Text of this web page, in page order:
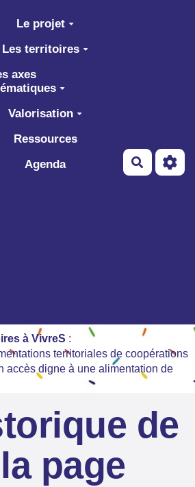
Le projet
Les territoires
axes
Valorisation
Ressources
Agenda
à VivreS :
territoriales de coopérations
accès digne à une alimentation de
de
la page